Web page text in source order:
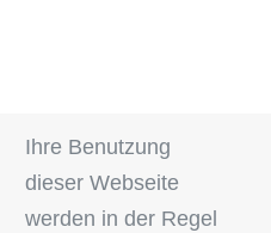
Ihre Benutzung
dieser Webseite
werden in der Regel